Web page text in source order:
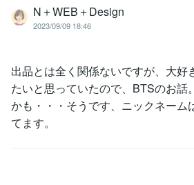
N＋WEB＋Design
2023/09/09 18:46
出品とは全く関係ないですが、大好
たいと思っていたので、BTSのお話
かも・・・そうです、ニックネーム
てます。